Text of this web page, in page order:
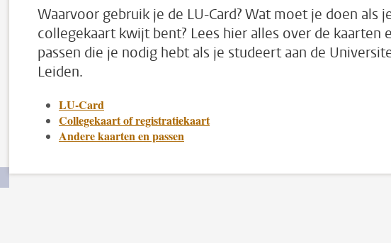
Waarvoor gebruik je de LU-Card? Wat moet je doen als
collegekaart kwijt bent? Lees hier alles over de kaarten
passen die je nodig hebt als je studeert aan de
Leiden.
LU-Card
Collegekaart of registratiekaart
Andere kaarten en passen